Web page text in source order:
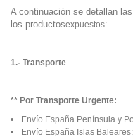
A continuación se detallan
los productosexpuestos:
1.- Transporte
** Por Transporte Urgente:
Envío España Península y
Envío España Islas